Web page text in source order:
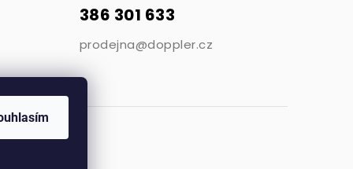
386 301 633
prodejna@doppler.cz